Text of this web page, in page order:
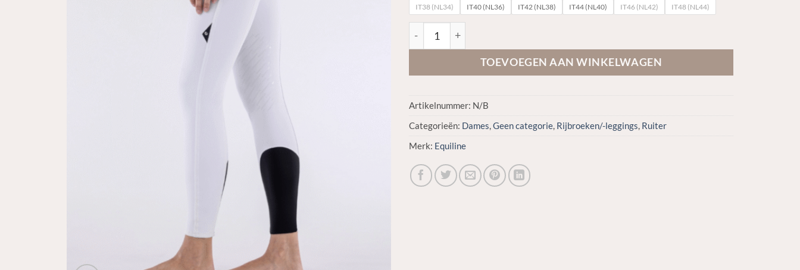
IT38 (NL34) IT40 (NL36) IT42 (NL38) IT44 (NL40) IT46 (NL42) IT48 (NL44)
TOEVOEGEN AAN WINKELWAGEN
Artikelnummer: N/B
Categorieën: Dames,Geen categorie, Rijbroeken/-leggings, Ruiter
Merk: Equiline